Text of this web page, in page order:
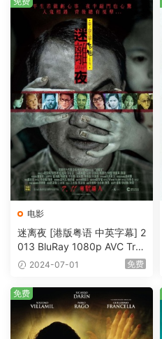
电影
迷离夜 [港版粤语 中英字幕] 2
013 BluRay 1080p AVC Tru
eHD5.1 [BDISO 22.64GB]
2024-07-01 免费
免费